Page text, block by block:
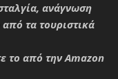
ανάγνωση
τα τουριστικά
το από την Amazon